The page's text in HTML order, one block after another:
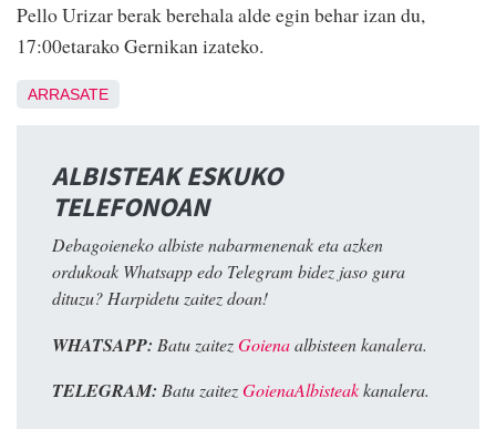
Pello Urizar berak berehala alde egin behar izan du,
17:00etarako Gernikan izateko.
ARRASATE
ALBISTEAK ESKUKO
TELEFONOAN
Debagoieneko albiste nabarmenenak eta azken
ordukoak Whatsapp edo Telegram bidez jaso gura
dituzu? Harpidetu zaitez doan!
WHATSAPP: Batu zaitezGoienaalbisteen kanalera.
TELEGRAM: Batu zaitezGoienaAlbisteakkanalera.